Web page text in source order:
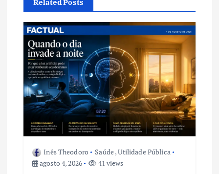
d
e
P
o
s
t
Related Posts
Inês Theodoro Saúde,Utilidade Pública
agosto 4, 2026
41 views